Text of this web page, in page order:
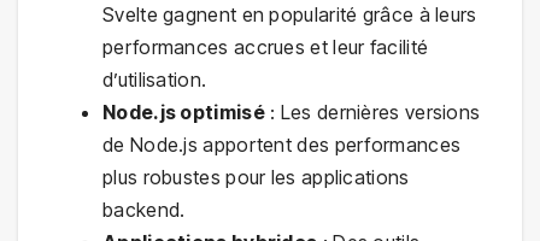
Svelte gagnent en popularité grâce à leurs
performances accrues et leur facilité
d’utilisation.
Node.js optimisé: Les dernières versions
de Node.js apportent des performances
plus robustes pour les applications
backend.